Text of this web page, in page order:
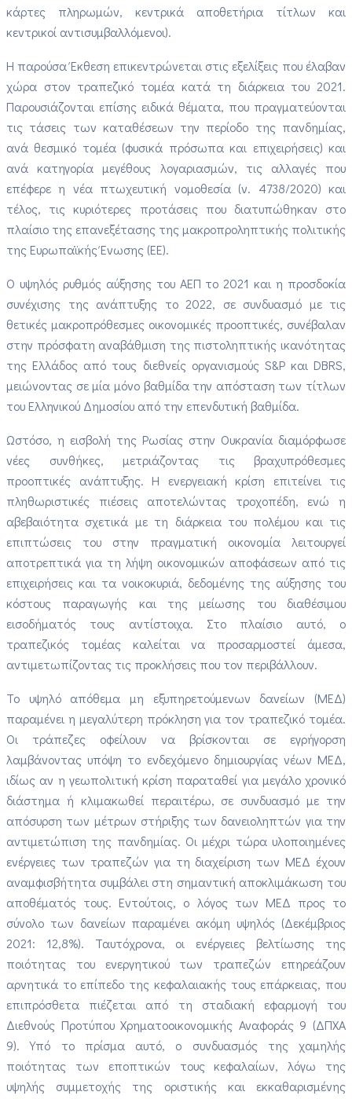
κάρτες πληρωμών, κεντρικά αποθετήρια τίτλων και
κεντρικοί αντισυμβαλλόμενοι).
Η παρούσα Έκθεση επικεντρώνεται στις εξελίξεις που έλαβαν
χώρα στον τραπεζικό τομέα κατά τη διάρκεια του 2021.
Παρουσιάζονται επίσης ειδικά θέματα, που πραγματεύονται
τις τάσεις των καταθέσεων την περίοδο της πανδημίας,
ανά θεσμικό τομέα (φυσικά πρόσωπα και επιχειρήσεις) και
ανά κατηγορία μεγέθους λογαριασμών, τις αλλαγές που
επέφερε η νέα πτωχευτική νομοθεσία (ν. 4738/2020) και
τέλος, τις κυριότερες προτάσεις που διατυπώθηκαν στο
πλαίσιο της επανεξέτασης της μακροπροληπτικής πολιτικής
της Ευρωπαϊκής Ένωσης (ΕΕ).
Ο υψηλός ρυθμός αύξησης του ΑΕΠ το 2021 και η προσδοκία
συνέχισης της ανάπτυξης το 2022, σε συνδυασμό με τις
θετικές μακροπρόθεσμες οικονομικές προοπτικές, συνέβαλαν
στην πρόσφατη αναβάθμιση της πιστοληπτικής ικανότητας
της Ελλάδος από τους διεθνείς οργανισμούς S&P και DBRS,
μειώνοντας σε μία μόνο βαθμίδα την απόσταση των τίτλων
του Ελληνικού Δημοσίου από την επενδυτική βαθμίδα.
Ωστόσο, η εισβολή της Ρωσίας στην Ουκρανία διαμόρφωσε
νέες συνθήκες, μετριάζοντας τις βραχυπρόθεσμες
προοπτικές ανάπτυξης. Η ενεργειακή κρίση επιτείνει τις
πληθωριστικές πιέσεις αποτελώντας τροχοπέδη, ενώ η
αβεβαιότητα σχετικά με τη διάρκεια του πολέμου και τις
επιπτώσεις του στην πραγματική οικονομία λειτουργεί
αποτρεπτικά για τη λήψη οικονομικών αποφάσεων από τις
επιχειρήσεις και τα νοικοκυριά, δεδομένης της αύξησης του
κόστους παραγωγής και της μείωσης του διαθέσιμου
εισοδήματός τους αντίστοιχα. Στο πλαίσιο αυτό, ο
τραπεζικός τομέας καλείται να προσαρμοστεί άμεσα,
αντιμετωπίζοντας τις προκλήσεις που τον περιβάλλουν.
Το υψηλό απόθεμα μη εξυπηρετούμενων δανείων (ΜΕΔ)
παραμένει η μεγαλύτερη πρόκληση για τον τραπεζικό τομέα.
Oι τράπεζες οφείλουν να βρίσκονται σε εγρήγορση
λαμβάνοντας υπόψη το ενδεχόμενο δημιουργίας νέων ΜΕΔ,
ιδίως αν η γεωπολιτική κρίση παραταθεί για μεγάλο χρονικό
διάστημα ή κλιμακωθεί περαιτέρω, σε συνδυασμό με την
απόσυρση των μέτρων στήριξης των δανειοληπτών για την
αντιμετώπιση της πανδημίας. Οι μέχρι τώρα υλοποιημένες
ενέργειες των τραπεζών για τη διαχείριση των ΜΕΔ έχουν
αναμφισβήτητα συμβάλει στη σημαντική αποκλιμάκωση του
αποθέματός τους. Εντούτοις, ο λόγος των ΜΕΔ προς το
σύνολο των δανείων παραμένει ακόμη υψηλός (Δεκέμβριος
2021: 12,8%). Ταυτόχρονα, οι ενέργειες βελτίωσης της
ποιότητας του ενεργητικού των τραπεζών επηρεάζουν
αρνητικά το επίπεδο της κεφαλαιακής τους επάρκειας, που
επιπρόσθετα πιέζεται από τη σταδιακή εφαρμογή του
Διεθνούς Προτύπου Χρηματοοικονομικής Αναφοράς 9 (ΔΠΧΑ
9). Υπό το πρίσμα αυτό, ο συνδυασμός της χαμηλής
ποιότητας των εποπτικών τους κεφαλαίων, λόγω της
υψηλής συμμετοχής της οριστικής και εκκαθαρισμένης